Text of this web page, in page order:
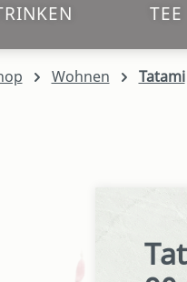
TEE
Wohnen Tatami